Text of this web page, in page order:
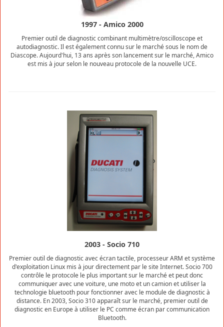
1997 - Amico 2000
Premier outil de diagnostic combinant multimètre/oscilloscope et
autodiagnostic. Il est également connu sur le marché sous le nom de
Diascope. Aujourd'hui, 13 ans après son lancement sur le marché, Amico
est mis à jour selon le nouveau protocole de la nouvelle UCE.
2003 - Socio 710
Premier outil de diagnostic avec écran tactile, processeur ARM et système
d'exploitation Linux mis à jour directement par le site Internet. Socio 700
contrôle le protocole le plus important sur le marché et peut donc
communiquer avec une voiture, une moto et un camion et utiliser la
technologie bluetooth pour fonctionner avec le module de diagnostic à
distance. En 2003, Socio 310 apparaît sur le marché, premier outil de
diagnostic en Europe à utiliser le PC comme écran par communication
Bluetooth.